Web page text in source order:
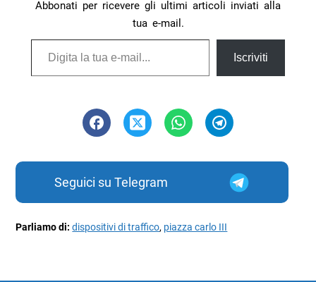
Abbonati per ricevere gli ultimi articoli inviati alla
tua e-mail.
Digita la tua e-mail...
Iscriviti
Seguici su Telegram
Parliamo di:dispositivi di traffico, piazza carlo III